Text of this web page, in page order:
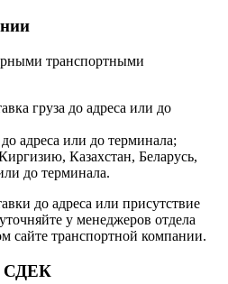
транспортными
груза до адреса или до
адреса или до терминала;
Казахстан, Беларусь,
до терминала.
до адреса или присутствие
у менеджеров отдела
сайте транспортной компании.
СДЕК